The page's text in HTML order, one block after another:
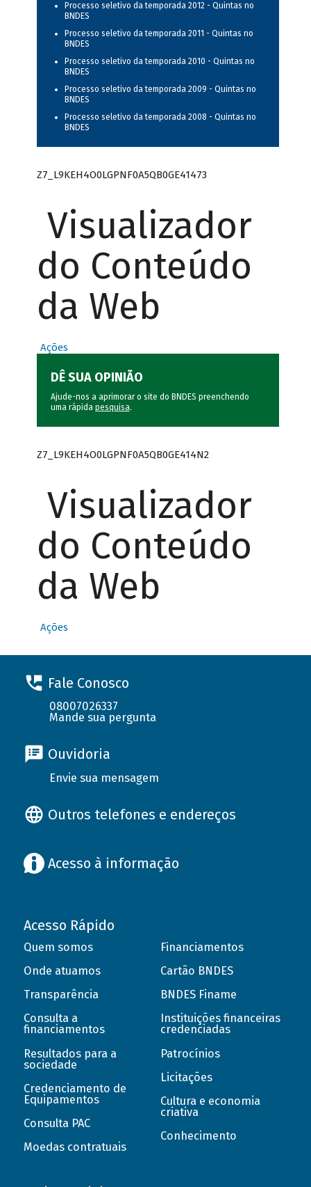
Processo seletivo da temporada 2012 - Quintas no
BNDES
Processo seletivo da temporada 2011 - Quintas no
BNDES
Processo seletivo da temporada 2010 - Quintas no
BNDES
Processo seletivo da temporada 2009 - Quintas no
BNDES
Processo seletivo da temporada 2008 - Quintas no
BNDES
Z7_L9KEH4O0LGPNF0A5QB0GE41473
Visualizador
do Conteúdo
da Web
Ações
DÊ SUA OPINIÃO
Ajude-nos a aprimorar o site do BNDES preenchendo
uma rápida pesquisa.
Z7_L9KEH4O0LGPNF0A5QB0GE414N2
Visualizador
do Conteúdo
da Web
Ações
Fale Conosco
08007026337
Mande sua pergunta
Ouvidoria
Envie sua mensagem
Outros telefones e endereços
Acesso à informação
Acesso Rápido
Quem somos
Onde atuamos
Transparência
Consulta a
financiamentos
Resultados para a
sociedade
Credenciamento de
Equipamentos
Consulta PAC
Moedas contratuais
Financiamentos
Cartão BNDES
BNDES Finame
Instituições financeiras
credenciadas
Patrocínios
Licitações
Cultura e economia
criativa
Conhecimento